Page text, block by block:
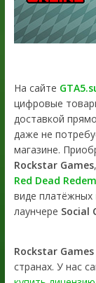
На сайте
цифровые
доставкой
даже не
магазине.
Rockstar Games
Red Dead
виде платёжных
лаунчере Social
Rockstar Games
странах. У нас